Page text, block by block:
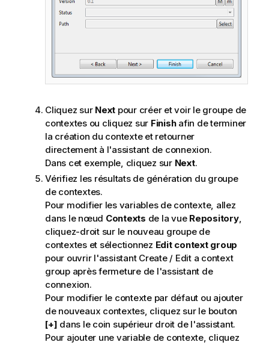
Cliquez sur Next pour créer et voir le groupe de
contextes ou cliquez sur Finishafin de terminer
la création du contexte et retourner
directement à l'assistant de connexion.
Dans cet exemple, cliquez sur Next.
Vérifiez les résultats de génération du groupe
de contextes.
Pour modifier les variables de contexte, allez
dans le nœud Contexts de la vue Repository,
cliquez-droit sur le nouveau groupe de
contextes et sélectionnez Edit context group
pour ouvrir l'assistant Create / Edit a context
group après fermeture de l'assistant de
connexion.
Pour modifier le contexte par défaut ou ajouter
de nouveaux contextes, cliquez sur le bouton
[+] dans le coin supérieur droit de l'assistant.
Pour ajouter une variable de contexte, cliquez